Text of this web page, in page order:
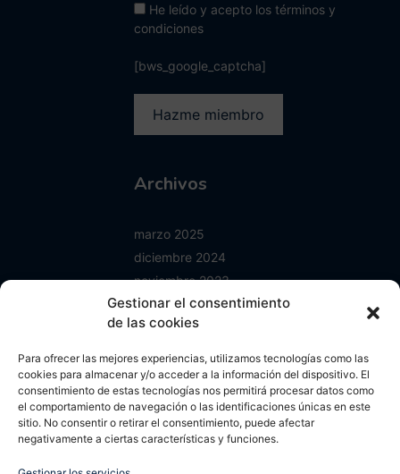
Gestionar el consentimiento
de las cookies
Para ofrecer las mejores experiencias, utilizamos tecnologías como las
cookies para almacenar y/o acceder a la información del dispositivo. El
consentimiento de estas tecnologías nos permitirá procesar datos como
el comportamiento de navegación o las identificaciones únicas en este
sitio. No consentir o retirar el consentimiento, puede afectar
negativamente a ciertas características y funciones.
He leído y acepto los términos y
condiciones
[bws_google_captcha]
Archivos
marzo 2025
diciembre 2024
noviembre 2023
junio 2023
enero 2023
abril 2022
octubre 2021
septiembre 2021
agosto 2021